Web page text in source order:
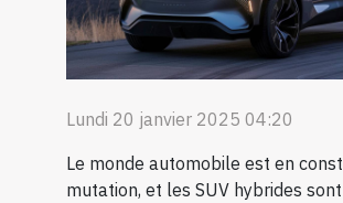
Lundi 20 janvier 2025 04:20
Le monde automobile est en
mutation, et les SUV hybrides